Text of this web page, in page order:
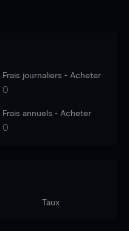
Frais journaliers - Acheter
0
Frais annuels - Acheter
0
Taux